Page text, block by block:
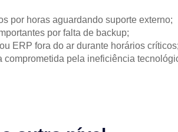
por horas aguardando suporte externo;
por falta de backup;
ERP fora do ar durante horários críticos;
comprometida pela ineficiência